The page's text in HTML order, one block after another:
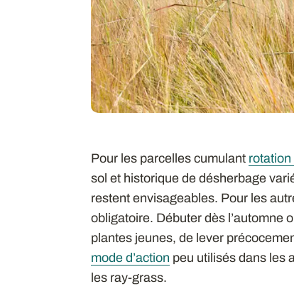
Pour les parcelles cumulant
sol et historique de désherbage
restent envisageables. Pour les
obligatoire. Débuter dès l’automne
plantes jeunes, de lever
mode d’action peu utilisés dans les
les ray-grass.